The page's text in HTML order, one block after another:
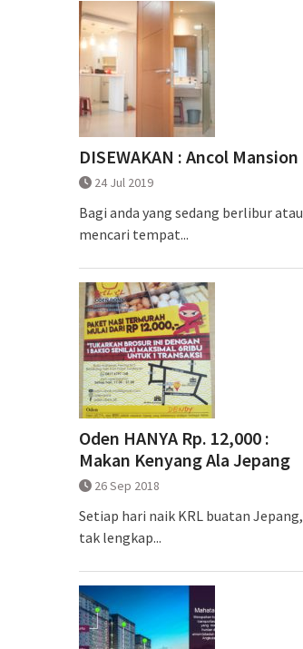
DISEWAKAN : Ancol Mansion
24 Jul 2019
Bagi anda yang sedang berlibur atau
mencari tempat...
Oden HANYA Rp. 12,000 :
Makan Kenyang Ala Jepang
26 Sep 2018
Setiap hari naik KRL buatan Jepang,
tak lengkap...